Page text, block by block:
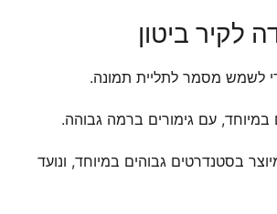
לקיר ביטון
לשמש מסמר לתליית תמונה.
במיוחד, עם גימורים ברמה גבוהה.
בסטנדרטים גבוהים במיוחד, ונועד